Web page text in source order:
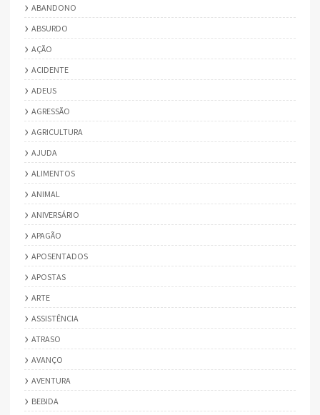
ABANDONO
ABSURDO
AÇÃO
ACIDENTE
ADEUS
AGRESSÃO
AGRICULTURA
AJUDA
ALIMENTOS
ANIMAL
ANIVERSÁRIO
APAGÃO
APOSENTADOS
APOSTAS
ARTE
ASSISTÊNCIA
ATRASO
AVANÇO
AVENTURA
BEBIDA